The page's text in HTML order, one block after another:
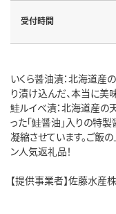
受付時間
いくら醤油漬：北海道産
り漬け込んだ、本当に美
鮭ルイべ漬：北海道産の天
った「鮭醤油」入りの特
凝縮させています。ご飯
ン人気返礼品！
【提供事業者】佐藤水